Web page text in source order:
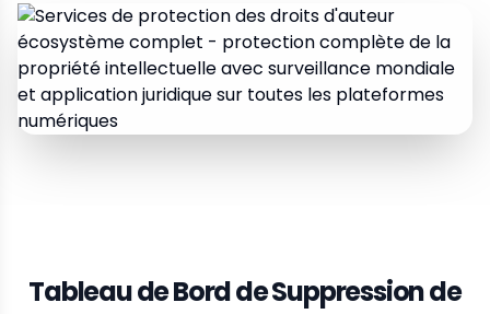
Tableau de Bord de Suppression de